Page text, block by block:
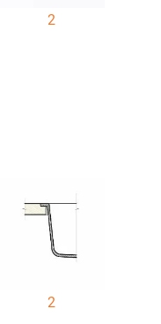
2
2